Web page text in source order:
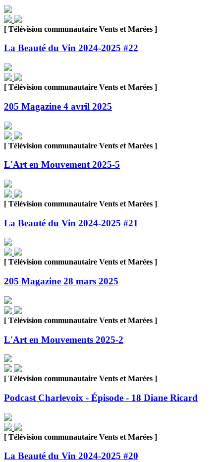
[ Télévision communautaire Vents et Marées ]
La Beauté du Vin 2024-2025 #22
[ Télévision communautaire Vents et Marées ]
205 Magazine 4 avril 2025
[ Télévision communautaire Vents et Marées ]
L'Art en Mouvement 2025-5
[ Télévision communautaire Vents et Marées ]
La Beauté du Vin 2024-2025 #21
[ Télévision communautaire Vents et Marées ]
205 Magazine 28 mars 2025
[ Télévision communautaire Vents et Marées ]
L'Art en Mouvements 2025-2
[ Télévision communautaire Vents et Marées ]
Podcast Charlevoix - Épisode - 18 Diane Ricard
[ Télévision communautaire Vents et Marées ]
La Beauté du Vin 2024-2025 #20